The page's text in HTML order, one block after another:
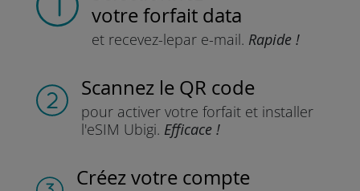
votre forfait data
et recevez-lepar e-mail. Rapide !
Scannez le QR code
pour activer votre forfaitet installer
l'eSIM Ubigi. Efficace !
Créez votre compte